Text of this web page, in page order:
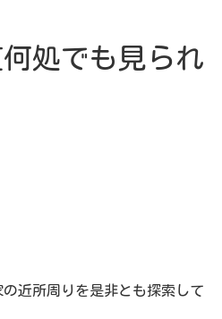
処でも見られ
近所周りを是非とも探索して